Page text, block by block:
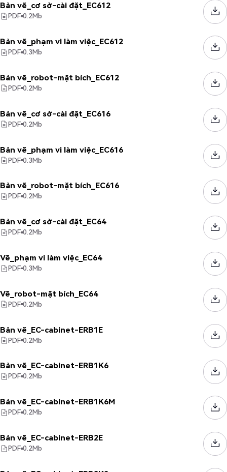
Bản vẽ_cơ sở-cài đặt_EC612
PDF 0.2Mb
Bản vẽ_phạm vi làm việc_EC612
PDF 0.3Mb
Bản vẽ_robot-mặt bích_EC612
PDF 0.2Mb
Bản vẽ_cơ sở-cài đặt_EC616
PDF 0.2Mb
Bản vẽ_phạm vi làm việc_EC616
PDF 0.3Mb
Bản vẽ_robot-mặt bích_EC616
PDF 0.2Mb
Bản vẽ_cơ sở-cài đặt_EC64
PDF 0.2Mb
Vẽ_phạm vi làm việc_EC64
PDF 0.3Mb
Vẽ_robot-mặt bích_EC64
PDF 0.2Mb
Bản vẽ_EC-cabinet-ERB1E
PDF 0.2Mb
Bản vẽ_EC-cabinet-ERB1K6
PDF 0.2Mb
Bản vẽ_EC-cabinet-ERB1K6M
PDF 0.2Mb
Bản vẽ_EC-cabinet-ERB2E
PDF 0.2Mb